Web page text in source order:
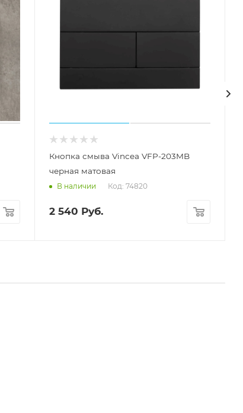
Кнопка смыва Vincea VFP-203MB
черная матовая
В наличии Код: 74820
2 540 Руб.